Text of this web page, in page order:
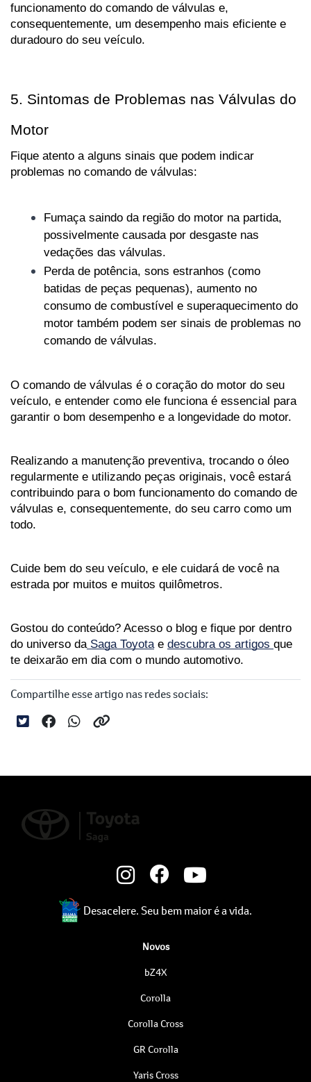
funcionamento do comando de válvulas e,
consequentemente, um desempenho mais eficiente e
duradouro do seu veículo.
5. Sintomas de Problemas nas Válvulas do
Motor
Fique atento a alguns sinais que podem indicar
problemas no comando de válvulas:
Fumaça saindo da região do motor na partida,
possivelmente causada por desgaste nas
vedações das válvulas.
Perda de potência, sons estranhos (como
batidas de peças pequenas), aumento no
consumo de combustível e superaquecimento do
motor também podem ser sinais de problemas no
comando de válvulas.
O comando de válvulas é o coração do motor do seu
veículo, e entender como ele funciona é essencial para
garantir o bom desempenho e a longevidade do motor.
Realizando a manutenção preventiva, trocando o óleo
regularmente e utilizando peças originais, você estará
contribuindo para o bom funcionamento do comando de
válvulas e, consequentemente, do seu carro como um
todo.
Cuide bem do seu veículo, e ele cuidará de você na
estrada por muitos e muitos quilômetros.
Gostou do conteúdo? Acesso o blog e fique por dentro
do universo da Saga Toyota e descubra os artigos que
te deixarão em dia com o mundo automotivo.
Compartilhe esse artigo nas redes sociais:
Desacelere. Seu bem maior é a vida.
Novos
bZ4X
Corolla
Corolla Cross
GR Corolla
Yaris Cross